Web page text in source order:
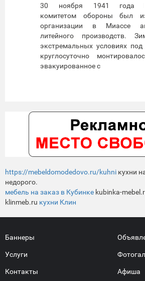
30 ноября 1941 года
комитетом обороны был
организации в Миассе
литейного производств.
экстремальных условиях
круглосуточно
эвакуированное с
https://mebeldomodedovo.ru/kuhni кухни
недорого.
мебель на заказ в Кубинке kubinka-
klinmeb.ru кухни Клин
Баннеры
Услуги
Контакты Афиша